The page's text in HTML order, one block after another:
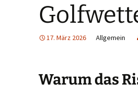
17. März 2026 Allgemein
Warum das